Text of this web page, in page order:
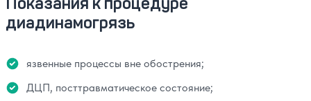
диадинамогрязь
язвенные процессы вне обострения;
ДЦП, посттравматическое состояние;